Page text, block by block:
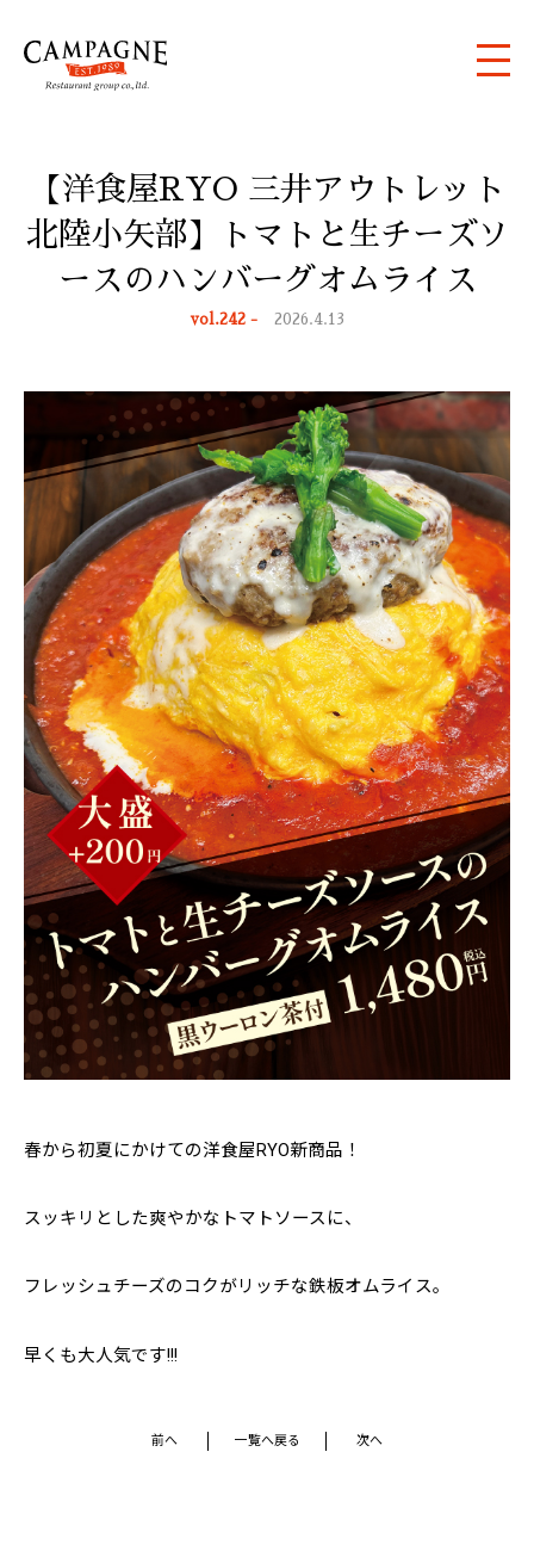
【洋食屋RYO 三井アウトレット
北陸小矢部】トマトと生チーズソ
ースのハンバーグオムライス
vol.242 - 2026.4.13
春から初夏にかけての洋食屋RYO新商品！
スッキリとした爽やかなトマトソースに、
フレッシュチーズのコクがリッチな鉄板オムライス。
早くも大人気です!!!
前へ 一覧へ戻る 次へ